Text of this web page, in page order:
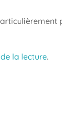
la lecture.